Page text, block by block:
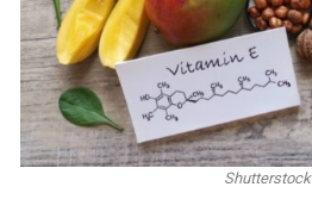
Shutterstock